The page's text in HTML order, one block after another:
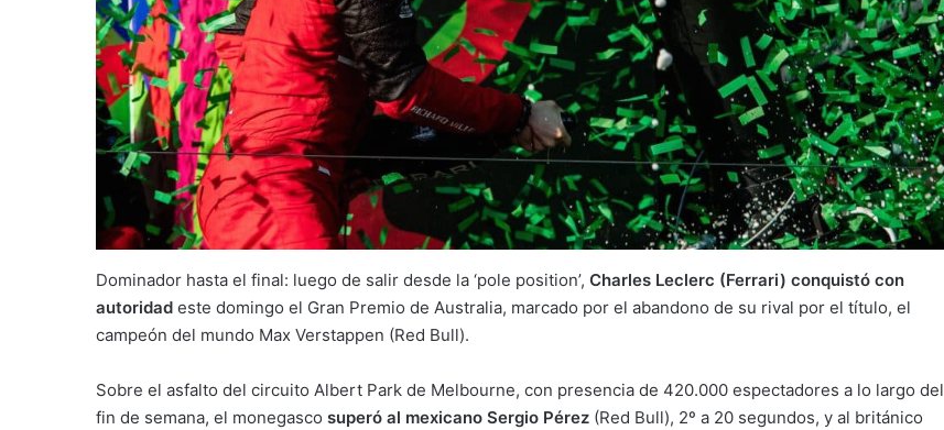
Dominador hasta el final: luego de salir desde la ‘pole position’, Charles Leclerc (Ferrari) conquistó con
autoridad este domingo el Gran Premio de Australia, marcado por el abandono de su rival por el título, el
campeón del mundo Max Verstappen (Red Bull).
Sobre el asfalto del circuito Albert Park de Melbourne, con presencia de 420.000 espectadores a lo largo del
fin de semana, el monegasco superó al mexicano Sergio Pérez (Red Bull), 2º a 20 segundos, y al británico